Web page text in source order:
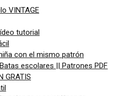
VINTAGE
tutorial
con el mismo patrón
escolares || Patrones PDF
GRATIS